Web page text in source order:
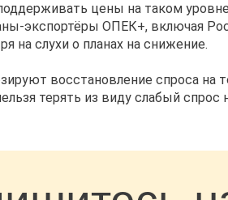
цены на таком
экспортёры ОПЕК+, включая
на слухи о планах на снижение.
восстановление спроса
терять из виду слабый